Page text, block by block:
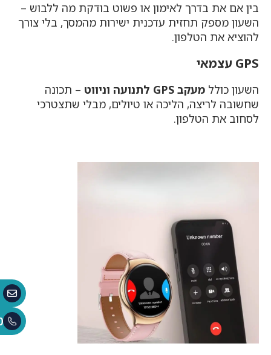
בין אם את בדרך לאימון או פשוט בודקת מה ללבוש –
השעון מספק תחזית עדכנית ישירות מהמסך, בלי צורך
להוציא את הטלפון.
GPS עצמאי
השעון כולל מעקב GPS לתנועה וניווט
– תכונה
שחשובה לריצה, הליכה או טיולים, מבלי שתצטרכי
לסחוב את הטלפון.